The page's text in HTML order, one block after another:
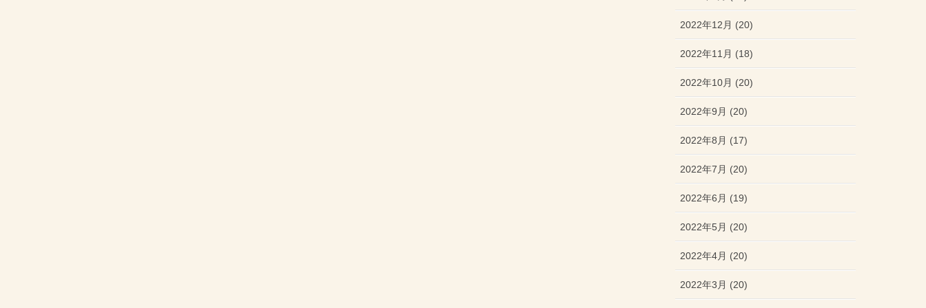
2022年12月 (20)
2022年11月 (18)
2022年10月 (20)
2022年9月 (20)
2022年8月 (17)
2022年7月 (20)
2022年6月 (19)
2022年5月 (20)
2022年4月 (20)
2022年3月 (20)